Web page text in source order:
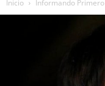
Inicio Informando Primero